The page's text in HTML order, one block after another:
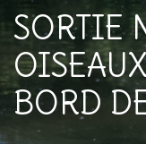
SORTIE
BORD